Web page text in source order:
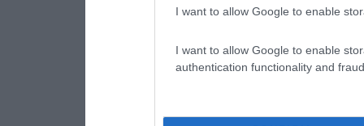
I want to allow Google to enable
I want to allow Google to enable
authentication functionality and